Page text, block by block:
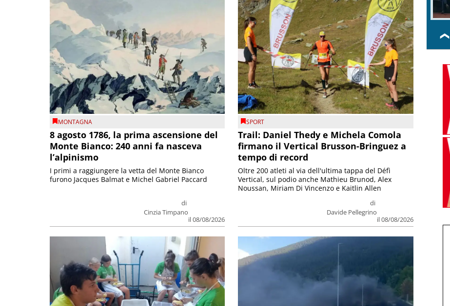
MONTAGNA
8 agosto 1786, la prima ascensione del
Monte Bianco: 240 anni fa nasceva
l’alpinismo
di
Cinzia Timpano
il 08/08/2026
I primi a raggiungere la vetta del Monte Bianco
furono Jacques Balmat e Michel Gabriel Paccard
SPORT
Trail: Daniel Thedy e Michela Comola
firmano il Vertical Brusson-Bringuez a
tempo di record
di
Davide Pellegrino
il 08/08/2026
Oltre 200 atleti al via dell'ultima tappa del Défì
Vertical, sul podio anche Mathieu Brunod, Alex
Noussan, Miriam Di Vincenzo e Kaitlin Allen
❮